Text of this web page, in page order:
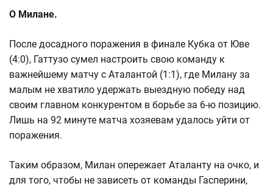
О Милане.
После досадного поражения в финале Кубка от Юве
(4:0), Гаттузо сумел настроить свою команду к
важнейшему матчу с Аталантой (1:1), где Милану за
малым не хватило удержать выездную победу над
своим главном конкурентом в борьбе за 6-ю позицию.
Лишь на 92 минуте матча хозяевам удалось уйти от
поражения.
Таким образом, Милан опережает Аталанту на очко, и
для того, чтобы не зависеть от команды Гасперини,